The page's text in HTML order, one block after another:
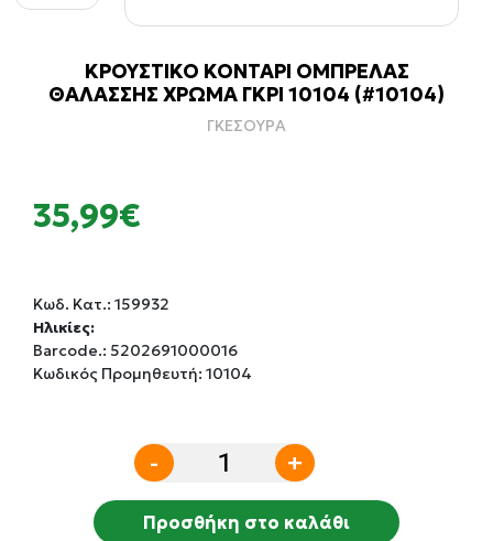
ΚΡΟΥΣΤΙΚΟ ΚΟΝΤΑΡΙ ΟΜΠΡΕΛΑΣ
ΘΑΛΑΣΣΗΣ ΧΡΩΜΑ ΓΚΡΙ 10104 (#10104)
ΓΚΕΣΟΥΡΑ
35,99€
Κωδ. Κατ.: 159932
Ηλικίες:
Barcode.: 5202691000016
Κωδικός Προμηθευτή: 10104
- +
Προσθήκη στο καλάθι